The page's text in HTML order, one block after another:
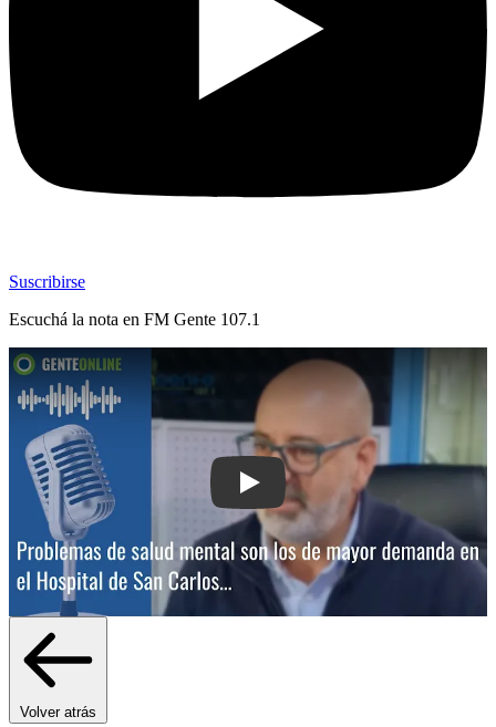
Suscribirse
Escuchá la nota en FM Gente 107.1
Play: Problemas de salud mental son
Volver atrás